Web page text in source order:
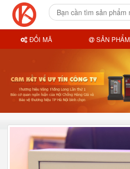
ĐỔI MÃ SẢN PHẨM